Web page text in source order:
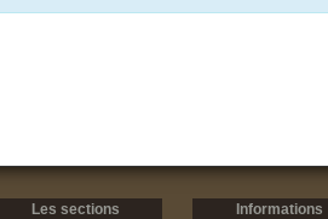
Les sections
Informations